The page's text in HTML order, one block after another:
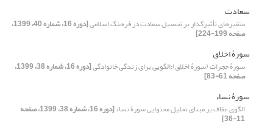
سعادت
متغیرهای تأثیرگذار بر تحصیل سعادت در فرهنگ اسلامی [دوره 16، شماره 40، 1399،
صفحه 199-224]
سورۀ اخلاق
سورۀ حجرات (سورۀ اخلاق)؛الگویی برای زندگی خانوادگی [دوره 16، شماره 38، 1399،
صفحه 61-83]
سورۀ نساء
الگوی عفاف بر مبنای تحلیل محتوایی سورۀ نساء [دوره 16، شماره 38، 1399، صفحه
11-36]